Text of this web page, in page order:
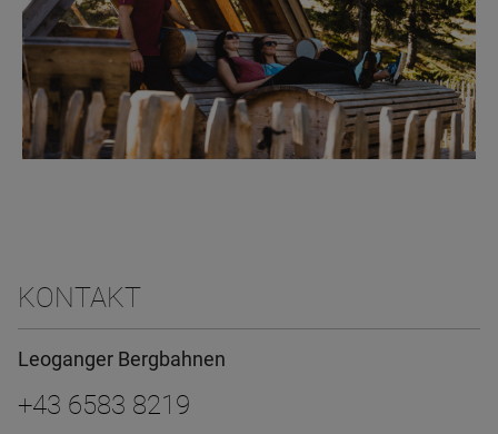
KONTAKT
Leoganger Bergbahnen
+43 6583 8219